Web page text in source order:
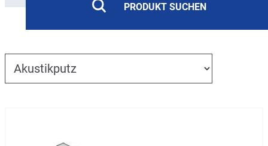
PRODUKT SUCHEN